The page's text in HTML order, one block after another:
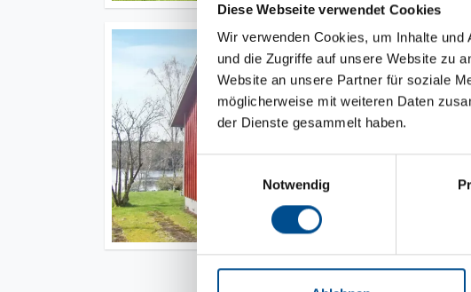
Diese Webseite verwendet Cookies
Wir verwenden Cookies, um Inhalte
und die Zugriffe auf unsere Website zu
Website an unsere Partner für soziale
möglicherweise mit weiteren Daten
der Dienste gesammelt haben.
Notwendig